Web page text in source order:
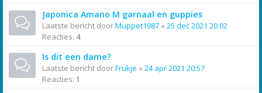
Japonica Amano M garnaal en guppies
Laatste bericht doorMuppet1987 « 25 dec 2021 20:02
Reacties: 4
Is dit een dame?
Laatste bericht doorFrukje « 24 apr 2021 20:57
Reacties: 1